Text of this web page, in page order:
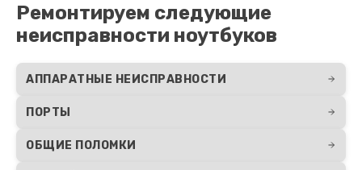
Ремонтируем следующие
неисправности ноутбуков
АППАРАТНЫЕ НЕИСПРАВНОСТИ
ПОРТЫ
ОБЩИЕ ПОЛОМКИ